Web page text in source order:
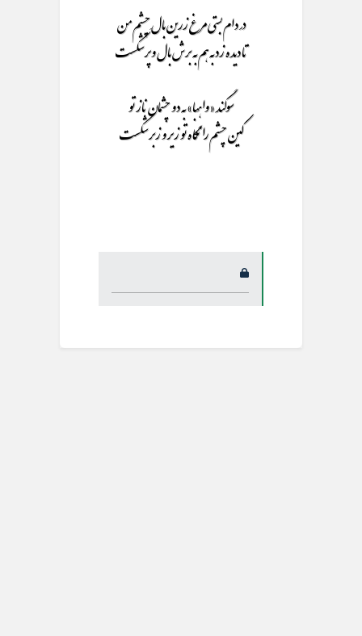
در دام بستی مرغ زرین بالِ چشم من
تا دیده زد به هم به برش بال و پر شکست
سوگند «واهِبا» به دو چشمان ناز تو
کین چشم را نگاه تو زیر و زبر شکست